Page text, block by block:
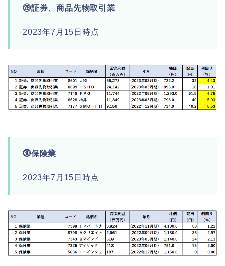
㉙証券、商品先物取引業
2023年7月15日時点
㉚保険業
2023年7月15日時点
株
投資ツール